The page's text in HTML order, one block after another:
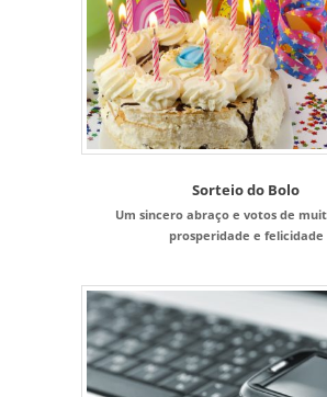
Sorteio do Bolo
Um sincero abraço e votos de
prosperidade e felicidade